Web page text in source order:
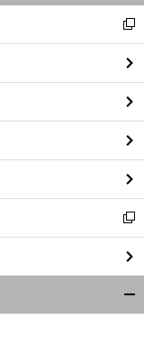
閉
る
新
し
い
ウ
ィ
ン
ド
ウ
で
開
く
新
し
い
ウ
ィ
ン